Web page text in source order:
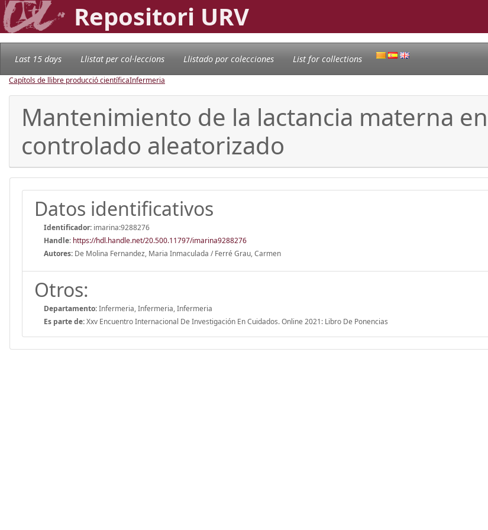
Repositori URV
Last 15 days Llistat per col·leccions Llistado por colecciones List for collections
Capítols de llibre producció científicaInfermeria
Mantenimiento de la lactancia materna
controlado aleatorizado
Datos identificativos
Identificador: imarina:9288276
Handle: https://hdl.handle.net/20.500.11797/imarina9288276
Autores: De Molina Fernandez, Maria Inmaculada / Ferré Grau, Carmen
Otros:
Departamento:Infermeria, Infermeria, Infermeria
Es parte de:Xxv Encuentro Internacional De Investigación En Cuidados. Online 2021: Libro De Ponencias